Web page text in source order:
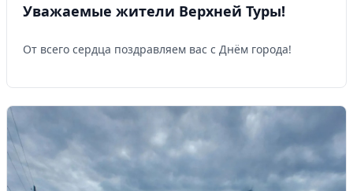
Уважаемые жители Верхней Туры!
От всего сердца поздравляем вас с Днём города!